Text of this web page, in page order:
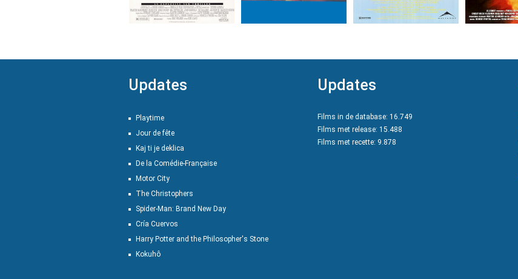
Updates
Playtime
Jour de fête
Kaj ti je deklica
De la Comédie-Française
Motor City
The Christophers
Spider-Man: Brand New Day
Cría Cuervos
Harry Potter and the Philosopher's Stone
Kokuhô
Updates
Films in de database: 16.749
Films met release: 15.488
Films met recette: 9.878